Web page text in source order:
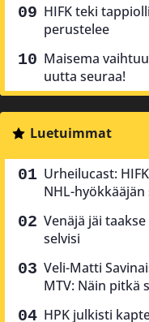
HIFK teki
perustelee
Maisema
uutta seuraa!
Luetuimmat
Urheilucast:
NHL-
Venäjä jäi
selvisi
Veli-Matti
MTV: Näin pitkä
HPK julkisti